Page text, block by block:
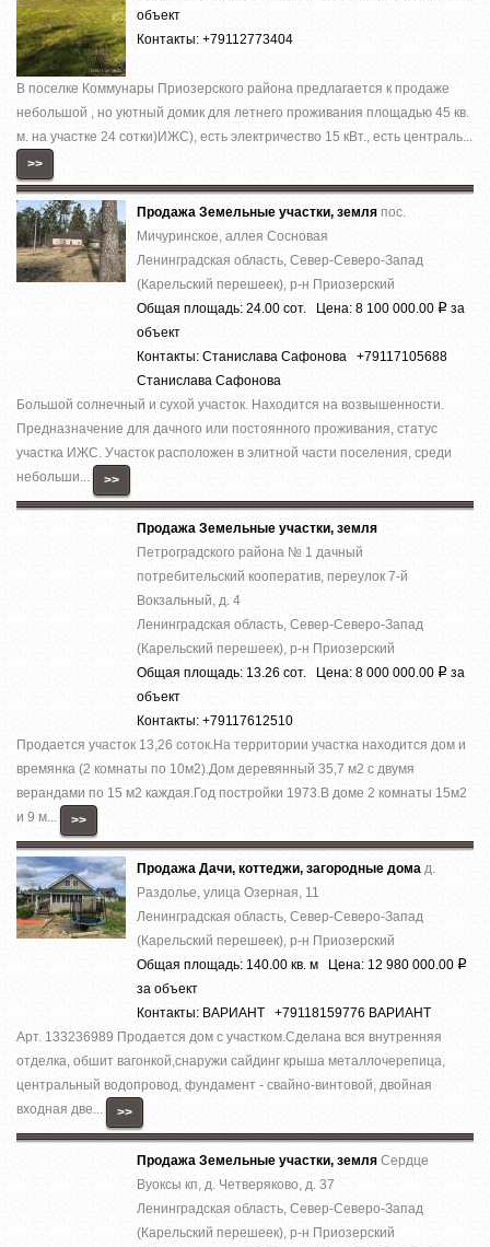
объект
Контакты: +79112773404
В поселке Коммунары Приозерского района предлагается к продаже
небольшой , но уютный домик для летнего проживания площадью 45 кв.
м. на участке 24 сотки)ИЖС), есть электричество 15 кВт., есть централь...
>>
Продажа Земельные участки, земля пос.
Мичуринское, аллея Сосновая
Ленинградская область, Север-Северо-Запад
(Карельский перешеек), р-н Приозерский
Общая площадь: 24.00 сот. Цена: 8 100 000.00 Р за
объект
Контакты: Станислава Сафонова +79117105688
Станислава Сафонова
Большой солнечный и сухой участок. Находится на возвышенности.
Предназначение для дачного или постоянного проживания, статус
участка ИЖС. Участок расположен в элитной части поселения, среди
небольши...
>>
Продажа Земельные участки, земля
Петроградского района № 1 дачный
потребительский кооператив, переулок 7-й
Вокзальный, д. 4
Ленинградская область, Север-Северо-Запад
(Карельский перешеек), р-н Приозерский
Общая площадь: 13.26 сот. Цена: 8 000 000.00 Р за
объект
Контакты: +79117612510
Продается участок 13,26 соток.На территории участка находится дом и
времянка (2 комнаты по 10м2).Дом деревянный 35,7 м2 с двумя
верандами по 15 м2 каждая.Год постройки 1973.В доме 2 комнаты 15м2
и 9 м...
>>
Продажа Дачи, коттеджи, загородные дома д.
Раздолье, улица Озерная, 11
Ленинградская область, Север-Северо-Запад
(Карельский перешеек), р-н Приозерский
Общая площадь: 140.00 кв. м Цена: 12 980 000.00 Р
за объект
Контакты: ВАРИАНТ +79118159776 ВАРИАНТ
Арт. 133236989 Продается дом с участком.Сделана вся внутренняя
отделка, обшит вагонкой,снаружи сайдинг крышa металлoчeрeпицa,
центральный водопровод, фундамент - свайно-винтовой, двойная
входная двe...
>>
Продажа Земельные участки, земля Сердце
Вуоксы кп, д. Четверяково, д. 37
Ленинградская область, Север-Северо-Запад
(Карельский перешеек), р-н Приозерский